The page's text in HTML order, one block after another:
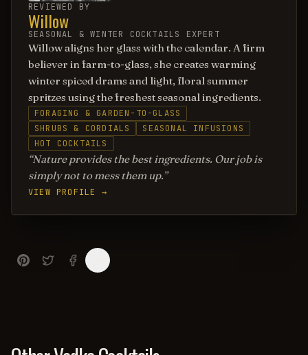
REVIEWED BY
Willow
SEASONAL & WINTER COCKTAILS EXPERT
Willow aligns her glass with the calendar. A firm
believer in farm-to-glass, she creates warming
winter spiced drams and light, floral summer
spritzes using the freshest seasonal ingredients.
FORAGING & GARDEN-TO-GLASS
SHRUBS & CORDIALS
SEASONAL INFUSIONS
HOT COCKTAILS
Nature provides the best ingredients. Our job is
simply not to mess them up.
VIEW PROFILE →